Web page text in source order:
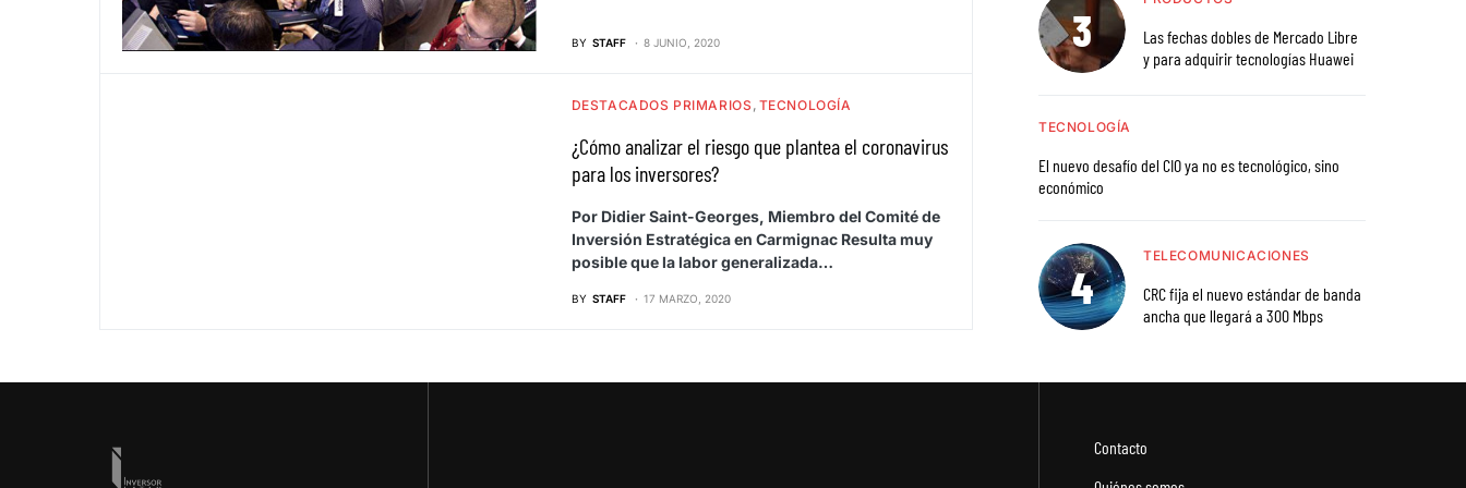
BY STAFF 8 JUNIO, 2020
DESTACADOS PRIMARIOS TECNOLOGÍA
¿Cómo analizar el riesgo que plantea el coronavirus
para los inversores?
Por Didier Saint-Georges, Miembro del Comité de
Inversión Estratégica en Carmignac Resulta muy
posible que la labor generalizada…
BY STAFF 17 MARZO, 2020
Las fechas dobles de Mercado Libre
y para adquirir tecnologías Huawei
TECNOLOGÍA
El nuevo desafío del CIO ya no es tecnológico, sino
económico
TELECOMUNICACIONES
CRC fija el nuevo estándar de banda
ancha que llegará a 300 Mbps
Contacto